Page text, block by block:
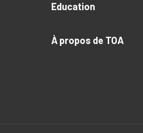
Education
À propos de TOA